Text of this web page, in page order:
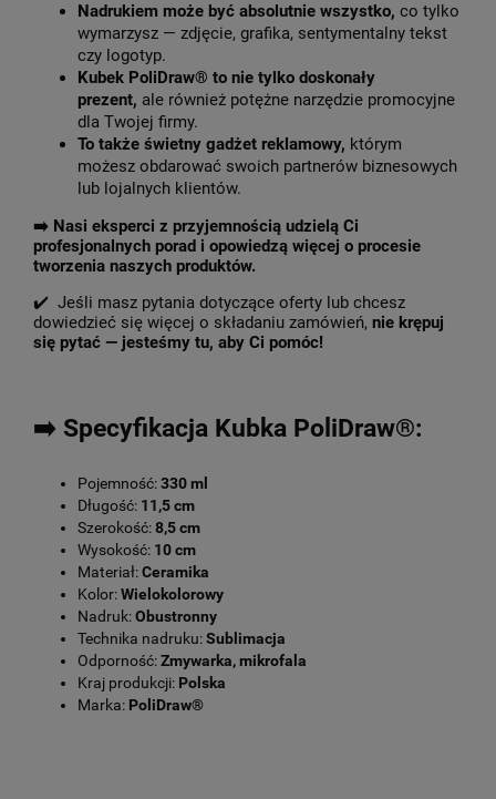
Nadrukiem może być absolutnie wszystko, co tylko
wymarzysz — zdjęcie, grafika, sentymentalny tekst
czy logotyp.
Kubek PoliDraw® to nie tylko doskonały
prezent, ale również potężne narzędzie promocyjne
dla Twojej firmy.
To także świetny gadżet reklamowy, którym
możesz obdarować swoich partnerów biznesowych
lub lojalnych klientów.
➡️ Nasi eksperci z przyjemnością udzielą Ci
profesjonalnych porad i opowiedzą więcej o procesie
tworzenia naszych produktów.
✔️ Jeśli masz pytania dotyczące oferty lub chcesz
dowiedzieć się więcej o składaniu zamówień, nie krępuj
się pytać — jesteśmy tu, aby Ci pomóc!
➡️ Specyfikacja Kubka PoliDraw®:
Pojemność:330 ml
Długość: 11,5 cm
Szerokość:8,5 cm
Wysokość: 10 cm
Materiał:Ceramika
Kolor:Wielokolorowy
Nadruk:Obustronny
Technika nadruku:Sublimacja
Odporność:Zmywarka, mikrofala
Kraj produkcji: Polska
Marka: PoliDraw®